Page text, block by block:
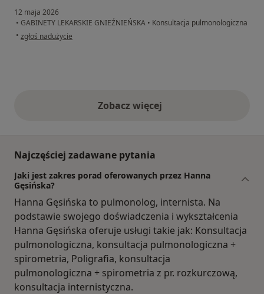
12 maja 2026
• GABINETY LEKARSKIE GNIEŹNIEŃSKA • Konsultacja pulmonologiczna
• w opinii użytkownika Marta
zgłoś nadużycie
Zobacz więcejopinie powyżej
Najczęściej zadawane pytania
Jaki jest zakres porad oferowanych przez Hanna
Gęsińska?
Hanna Gęsińska to pulmonolog, internista. Na
podstawie swojego doświadczenia i wykształcenia
Hanna Gęsińska oferuje usługi takie jak: Konsultacja
pulmonologiczna, konsultacja pulmonologiczna +
spirometria, Poligrafia, konsultacja
pulmonologiczna + spirometria z pr. rozkurczową,
konsultacja internistyczna.